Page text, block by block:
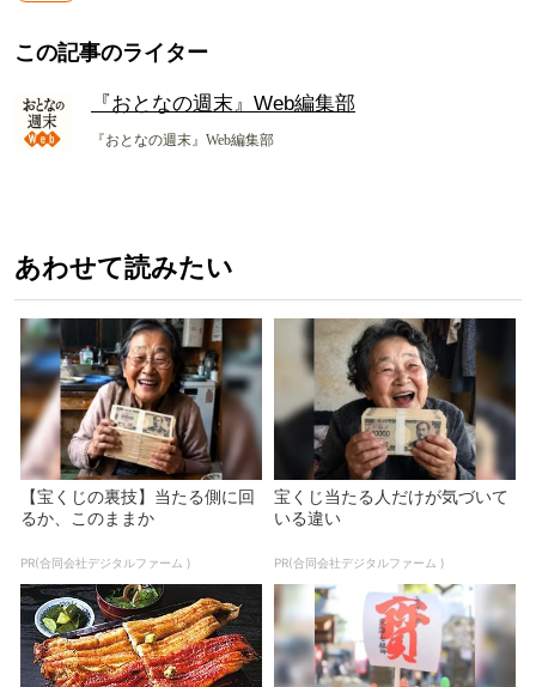
この記事のライター
『おとなの週末』Web編集部
『おとなの週末』Web編集部
あわせて読みたい
【宝くじの裏技】当たる側に回
るか、このままか
PR(合同会社デジタルファーム )
宝くじ当たる人だけが気づいて
いる違い
PR(合同会社デジタルファーム )